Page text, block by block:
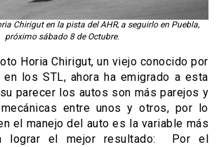
Chirigut en la pista del AHR, a seguirlo en Puebla,
próximo sábado 8 de Octubre.
Horia Chirigut, un viejo conocido por
los STL, ahora ha emigrado a esta
parecer los autos son más parejos y
entre unos y otros, por lo
el manejo del auto es la variable más
lograr el mejor resultado: Por el